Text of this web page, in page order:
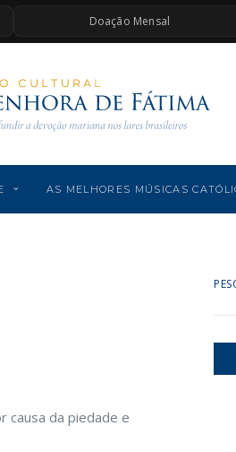
Doação Mensal
AS MELHORES MÚSICAS
causa da piedade e